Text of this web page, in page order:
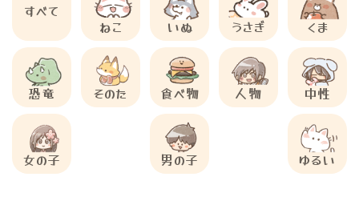
すべて
ねこ
いぬ うさぎ くま
恐竜 そのた 食べ物 人物 中性
女の子 男の子 ゆるい